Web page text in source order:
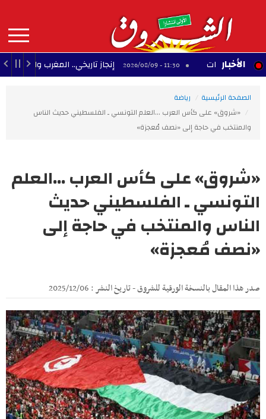
contenu
principal
MAIN
NAVIGATION الأخبار 11:30 - 2026/08/09 إنجاز تاريخي.. المغرب والجزائر يحققان 3 مكاسب كبرى في كأس إفريقيا للسيدات
الصفحة الرئيسية
رياضة
«شروق» على كأس العرب ...العلم التونسي ـ الفلسطيني حديث الناس
والمنتخب في حاجة إلى «نصف مُعجزة»
«شروق» على كأس العرب ...العلم
التونسي ـ الفلسطيني حديث
الناس والمنتخب في حاجة إلى
«نصف مُعجزة»
صدر هذا المقال بالنسخة الورقية للشروق - تاريخ النشر : 2025/12/06